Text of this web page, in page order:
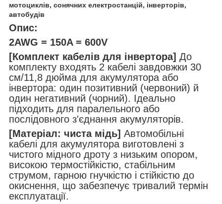
мотоциклів, сонячних електростанцій, інверторів,
автобудів
Опис:
2AWG = 150A = 600V
[Комплект кабелів для інвертора] До
комплекту входять 2 кабелі завдовжки 30
см/11,8 дюйма для акумулятора або
інвертора: один позитивний (червоний) й
один негативний (чорний). Ідеально
підходить для паралельного або
послідовного з'єднання акумуляторів.
[Матеріал: чиста мідь] Автомобільні
кабелі для акумулятора виготовлені з
чистого мідного дроту з низьким опором,
високою термостійкістю, стабільним
струмом, гарною гнучкістю і стійкістю до
окиснення, що забезпечує тривалий термін
експлуатації.